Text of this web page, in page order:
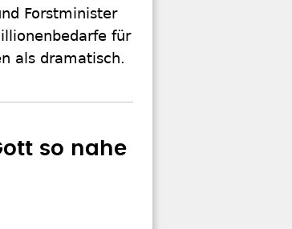
Forstminister
für
als dramatisch.
so nahe